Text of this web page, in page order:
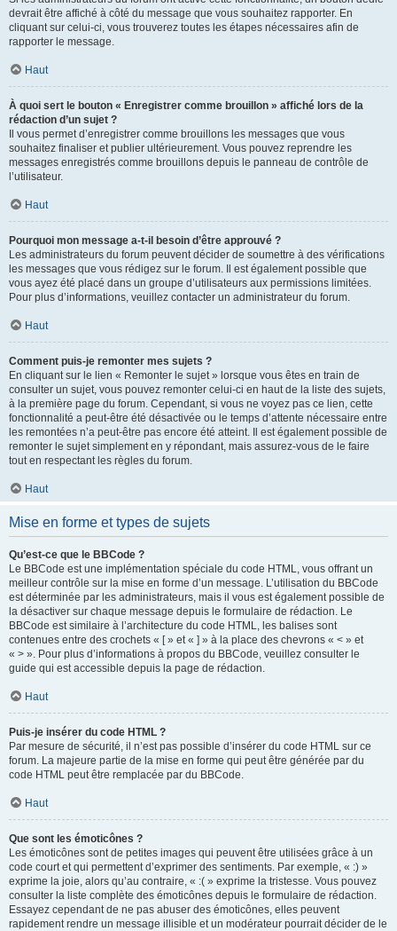
devrait être affiché à côté du message que vous souhaitez rapporter. En
cliquant sur celui-ci, vous trouverez toutes les étapes nécessaires afin de
rapporter le message.
Haut
À quoi sert le bouton « Enregistrer comme brouillon » affiché lors de la
rédaction d’un sujet ?
Il vous permet d’enregistrer comme brouillons les messages que vous
souhaitez finaliser et publier ultérieurement. Vous pouvez reprendre les
messages enregistrés comme brouillons depuis le panneau de contrôle de
l’utilisateur.
Haut
Pourquoi mon message a-t-il besoin d’être approuvé ?
Les administrateurs du forum peuvent décider de soumettre à des vérifications
les messages que vous rédigez sur le forum. Il est également possible que
vous ayez été placé dans un groupe d’utilisateurs aux permissions limitées.
Pour plus d’informations, veuillez contacter un administrateur du forum.
Haut
Comment puis-je remonter mes sujets ?
En cliquant sur le lien « Remonter le sujet » lorsque vous êtes en train de
consulter un sujet, vous pouvez remonter celui-ci en haut de la liste des sujets,
à la première page du forum. Cependant, si vous ne voyez pas ce lien, cette
fonctionnalité a peut-être été désactivée ou le temps d’attente nécessaire entre
les remontées n’a peut-être pas encore été atteint. Il est également possible de
remonter le sujet simplement en y répondant, mais assurez-vous de le faire
tout en respectant les règles du forum.
Haut
Mise en forme et types de sujets
Qu’est-ce que le BBCode ?
Le BBCode est une implémentation spéciale du code HTML, vous offrant un
meilleur contrôle sur la mise en forme d’un message. L’utilisation du BBCode
est déterminée par les administrateurs, mais il vous est également possible de
la désactiver sur chaque message depuis le formulaire de rédaction. Le
BBCode est similaire à l’architecture du code HTML, les balises sont
contenues entre des crochets « [ » et « ] » à la place des chevrons « < » et
« > ». Pour plus d’informations à propos du BBCode, veuillez consulter le
guide qui est accessible depuis la page de rédaction.
Haut
Puis-je insérer du code HTML ?
Par mesure de sécurité, il n’est pas possible d’insérer du code HTML sur ce
forum. La majeure partie de la mise en forme qui peut être générée par du
code HTML peut être remplacée par du BBCode.
Haut
Que sont les émoticônes ?
Les émoticônes sont de petites images qui peuvent être utilisées grâce à un
code court et qui permettent d’exprimer des sentiments. Par exemple, « :) »
exprime la joie, alors qu’au contraire, « :( » exprime la tristesse. Vous pouvez
consulter la liste complète des émoticônes depuis le formulaire de rédaction.
Essayez cependant de ne pas abuser des émoticônes, elles peuvent
rapidement rendre un message illisible et un modérateur pourrait décider de le